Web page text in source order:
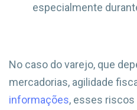
especialmente
No caso do varejo, que
mercadorias, agilidade
informações, esses